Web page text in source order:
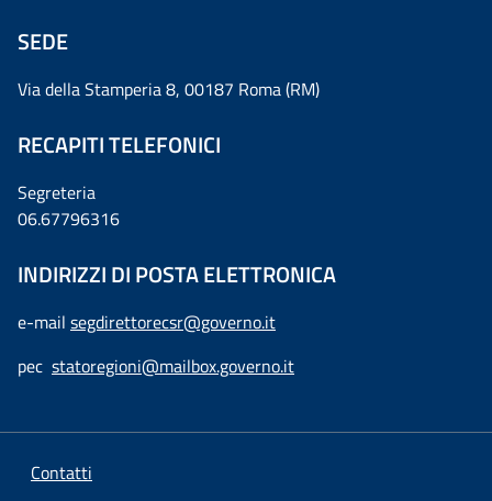
SEDE
Via della Stamperia 8, 00187 Roma (RM)
RECAPITI TELEFONICI
Segreteria
06.67796316
INDIRIZZI DI POSTA ELETTRONICA
e-mail segdirettorecsr@governo.it
pec statoregioni@mailbox.governo.it
Contatti